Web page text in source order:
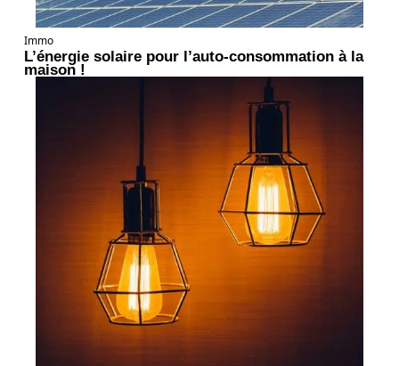
Immo
L’énergie solaire pour l’auto-consommation à la
maison !